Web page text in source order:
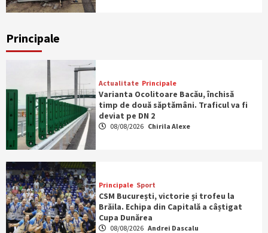
Principale
Actualitate Principale
Varianta Ocolitoare Bacău, închisă
timp de două săptămâni. Traficul va fi
deviat pe DN 2
08/08/2026 Chirila Alexe
Principale Sport
CSM București, victorie și trofeu la
Brăila. Echipa din Capitală a câștigat
Cupa Dunărea
08/08/2026 Andrei Dascalu